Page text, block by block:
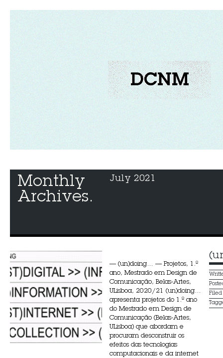
Monthly
Archives.
July 2021
— (un)doing… — Projetos, 1.º
ano, Mestrado em Design de
Comunicação, Belas-Artes,
ULisboa, 2020/21 (un)doing…
apresenta projetos do 1.º ano
do Mestrado em Design de
Comunicação (Belas-Artes,
ULisboa) que abordam e
procuram desconstruir os
efeitos das tecnologias
computacionais e da internet